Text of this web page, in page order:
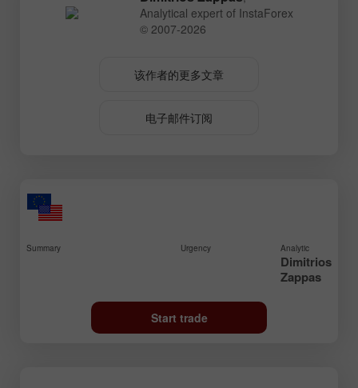
Analytical expert of InstaForex
© 2007-2026
该作者的更多文章
电子邮件订阅
Summary Urgency Analytic
Dimitrios
Zappas
Start trade